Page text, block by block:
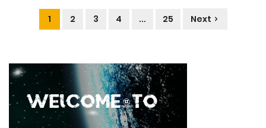
1 2 3 4 ... 25 Next